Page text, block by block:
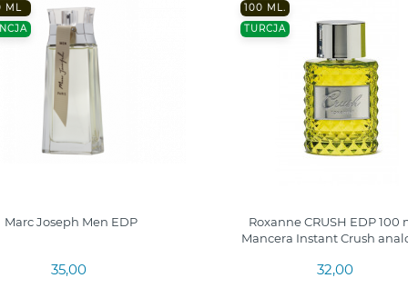
ML
Marc Joseph Men EDP
35,00
100 ML.
TURCJA
Roxanne CRUSH EDP 100
Mancera Instant Crush
32,00